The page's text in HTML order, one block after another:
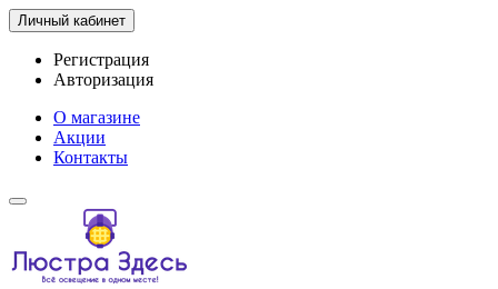
Личный кабинет
Регистрация
Авторизация
О магазине
Акции
Контакты